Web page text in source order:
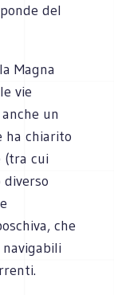
del
Magna
vie
un
ha chiarito
(tra cui
che